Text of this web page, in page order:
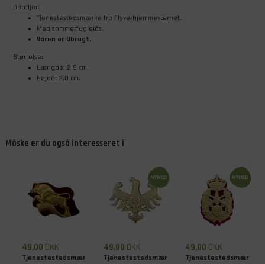
Detaljer:
Tjenestestedsmærke fra Flyverhjemmeværnet.
Med sommerfuglelås.
Varen er Ubrugt.
Størrelse:
Længde: 2,5 cm.
Højde: 3,0 cm.
Måske er du også interesseret i
49,00 DKK
Tjenestestedsmærke
49,00 DKK
Tjenestestedsmærke
49,00 DKK
Tjenestestedsmærke